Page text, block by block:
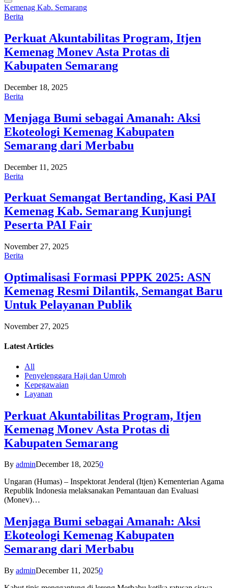
Kemenag Kab. Semarang
Berita
Perkuat Akuntabilitas Program, Itjen
Kemenag Monev Asta Protas di
Kabupaten Semarang
December 18, 2025
Berita
Menjaga Bumi sebagai Amanah: Aksi
Ekoteologi Kemenag Kabupaten
Semarang dari Merbabu
December 11, 2025
Berita
Perkuat Semangat Bertanding, Kasi PAI
Kemenag Kab. Semarang Kunjungi
Peserta PAI Fair
November 27, 2025
Berita
Optimalisasi Formasi PPPK 2025: ASN
Kemenag Resmi Dilantik, Semangat Baru
Untuk Pelayanan Publik
November 27, 2025
Latest Articles
All
Penyelenggara Haji dan Umroh
Kepegawaian
Layanan
Perkuat Akuntabilitas Program, Itjen
Kemenag Monev Asta Protas di
Kabupaten Semarang
By adminDecember 18, 20250
Ungaran (Humas) – Inspektorat Jenderal (Itjen) Kementerian Agama
Republik Indonesia melaksanakan Pemantauan dan Evaluasi
(Monev)…
Menjaga Bumi sebagai Amanah: Aksi
Ekoteologi Kemenag Kabupaten
Semarang dari Merbabu
By adminDecember 11, 20250